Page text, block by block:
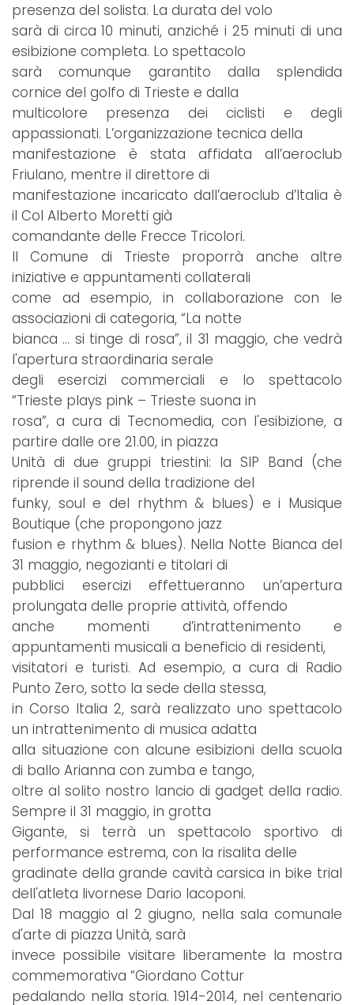
presenza del solista. La durata del volo
sarà di circa 10 minuti, anziché i 25 minuti di una
esibizione completa. Lo spettacolo
sarà comunque garantito dalla splendida
cornice del golfo di Trieste e dalla
multicolore presenza dei ciclisti e degli
appassionati. L’organizzazione tecnica della
manifestazione è stata affidata all’aeroclub
Friulano, mentre il direttore di
manifestazione incaricato dall’aeroclub d’Italia è
il Col Alberto Moretti già
comandante delle Frecce Tricolori.
Il Comune di Trieste proporrà anche altre
iniziative e appuntamenti collaterali
come ad esempio, in collaborazione con le
associazioni di categoria, “La notte
bianca … si tinge di rosa”, il 31 maggio, che vedrà
l'apertura straordinaria serale
degli esercizi commerciali e lo spettacolo
“Trieste plays pink – Trieste suona in
rosa”, a cura di Tecnomedia, con l'esibizione, a
partire dalle ore 21.00, in piazza
Unità di due gruppi triestini: la SIP Band (che
riprende il sound della tradizione del
funky, soul e del rhythm & blues) e i Musique
Boutique (che propongono jazz
fusion e rhythm & blues). Nella Notte Bianca del
31 maggio, negozianti e titolari di
pubblici esercizi effettueranno un’apertura
prolungata delle proprie attività, offendo
anche momenti d’intrattenimento e
appuntamenti musicali a beneficio di residenti,
visitatori e turisti. Ad esempio, a cura di Radio
Punto Zero, sotto la sede della stessa,
in Corso Italia 2, sarà realizzato uno spettacolo
un intrattenimento di musica adatta
alla situazione con alcune esibizioni della scuola
di ballo Arianna con zumba e tango,
oltre al solito nostro lancio di gadget della radio.
Sempre il 31 maggio, in grotta
Gigante, si terrà un spettacolo sportivo di
performance estrema, con la risalita delle
gradinate della grande cavità carsica in bike trial
dell'atleta livornese Dario Iacoponi.
Dal 18 maggio al 2 giugno, nella sala comunale
d'arte di piazza Unità, sarà
invece possibile visitare liberamente la mostra
commemorativa “Giordano Cottur
pedalando nella storia. 1914-2014, nel centenario